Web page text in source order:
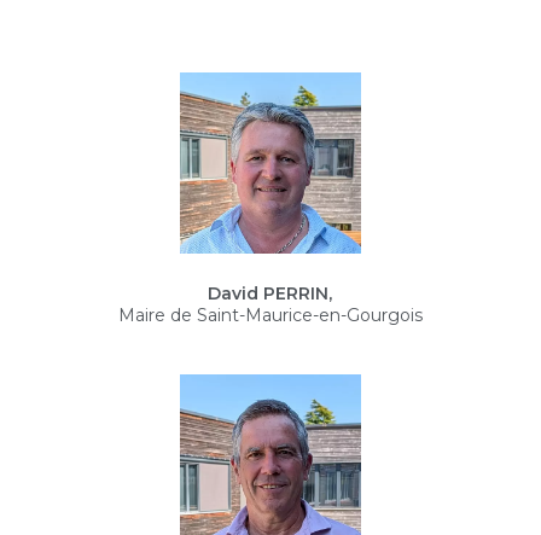
David PERRIN,
Maire de Saint-Maurice-en-Gourgois